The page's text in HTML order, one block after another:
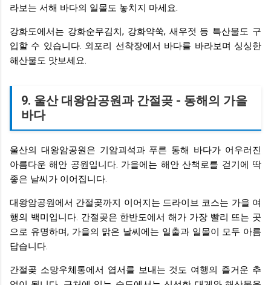
라보는 서해 바다의 일몰도 놓치지 마세요.
강화도에서는 강화순무김치, 강화약쑥, 새우젓 등 특산물도 구
입할 수 있습니다. 외포리 선착장에서 바다를 바라보며 싱싱한
해산물도 맛보세요.
9. 울산 대왕암공원과 간절곶 - 동해의 가을
바다
울산의 대왕암공원은 기암괴석과 푸른 동해 바다가 어우러진
아름다운 해안 공원입니다. 가을에는 해안 산책로를 걷기에 딱
좋은 날씨가 이어집니다.
대왕암공원에서 간절곶까지 이어지는 드라이브 코스는 가을 여
행의 백미입니다. 간절곶은 한반도에서 해가 가장 빨리 뜨는 곳
으로 유명하며, 가을의 맑은 날씨에는 일출과 일몰이 모두 아름
답습니다.
간절곶 소망우체통에서 엽서를 보내는 것도 여행의 즐거운 추